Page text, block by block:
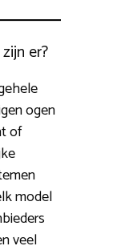
er?
ogen
of
model
veel